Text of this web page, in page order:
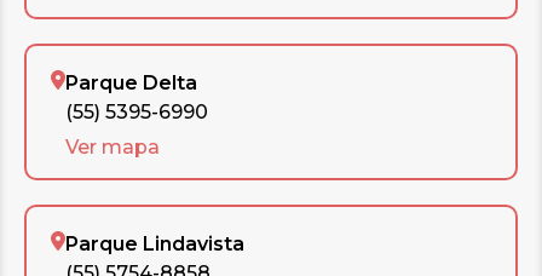
Parque Delta
(55) 5395-6990
Ver mapa
Parque Lindavista